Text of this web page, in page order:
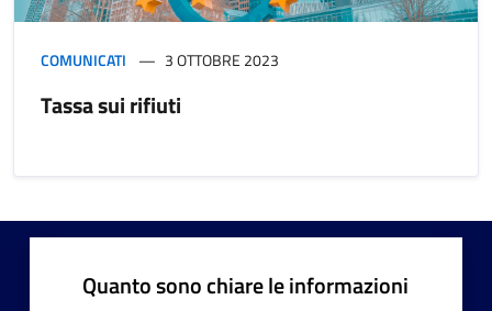
COMUNICATI 3 OTTOBRE 2023
Tassa sui rifiuti
Quanto sono chiare le informazioni